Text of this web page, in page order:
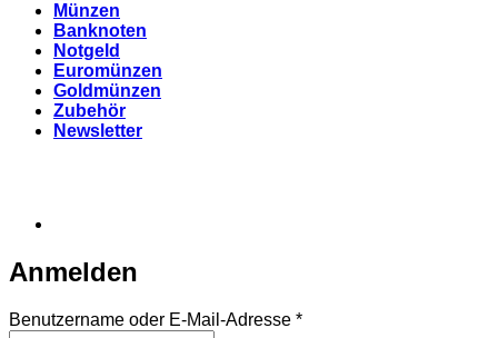
Münzen
Banknoten
Notgeld
Euromünzen
Goldmünzen
Zubehör
Newsletter
Anmelden
Benutzername oder E-Mail-Adresse *Erforderlich